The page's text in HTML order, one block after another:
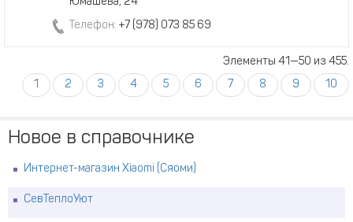
Телефон: +7 (978) 073 85 69
Элементы 41—50 из 455.
1
2 3 4 5 6 7 8 9 10
Новое в справочнике
Интернет-магазин Xiaomi (Сяоми)
СевТеплоУют